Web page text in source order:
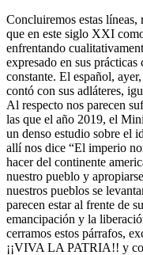
Concluiremos estas
que en este siglo XXI
enfrentando
expresado en sus
constante. El español,
contó con sus adláteres,
Al respecto nos parecen
las que el año 2019, el
un denso estudio sobre el
allí nos dice “El imperio
hacer del continente
nuestro pueblo y
nuestros pueblos se
parecen estar al frente de
emancipación y la
cerramos estos párrafos,
¡¡VIVA LA PATRIA!! y